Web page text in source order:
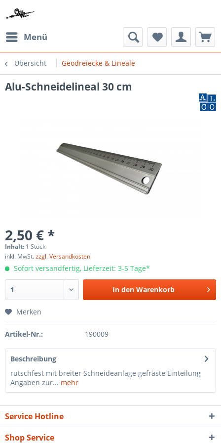
Menü
Übersicht Geodreiecke & Lineale
Alu-Schneidelineal 30 cm
2,50 € *
Inhalt: 1 Stück
inkl. MwSt.zzgl. Versandkosten
Sofort versandfertig, Lieferzeit: 3-5 Tage*
In den Warenkorb
Merken
Artikel-Nr.: 190009
Beschreibung
rutschfest mit breiter Schneideanlage gefräste Einteilung
Angaben zur... mehr
Service Hotline
Shop Service